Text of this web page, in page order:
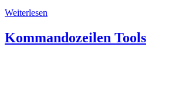
Weiterlesen
Kommandozeilen Tools